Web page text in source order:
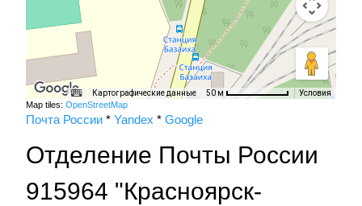
Картографические данные 50 м Условия
Map tiles: OpenStreetMap
Почта России * Yandex * Google
Отделение Почты России
915964 "Красноярск-